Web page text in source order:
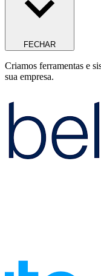
FECHAR
Criamos ferramentas e
sua empresa.